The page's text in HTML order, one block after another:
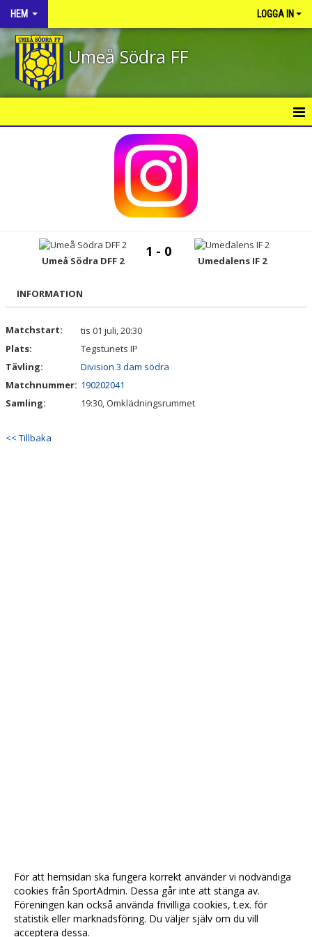
HEM LOGGA IN
Umeå Södra FF
KALENDER
VÅRA LAG/TRÄNARE
DOKUMENT
Umeå Södra DFF 2
1 - 0
Umedalens IF 2
INFORMATION
Matchstart:
tis 01 juli, 20:30
Plats:
Tegstunets IP
Tävling:
Division 3 dam södra
Matchnummer: 190202041
Samling:
19:30, Omklädningsrummet
<< Tillbaka
För att hemsidan ska fungera korrekt använder vi nödvändiga
cookies från SportAdmin. Dessa går inte att stänga av.
Föreningen kan också använda frivilliga cookies, t.ex. för
statistik eller marknadsföring. Du väljer själv om du vill
acceptera dessa.